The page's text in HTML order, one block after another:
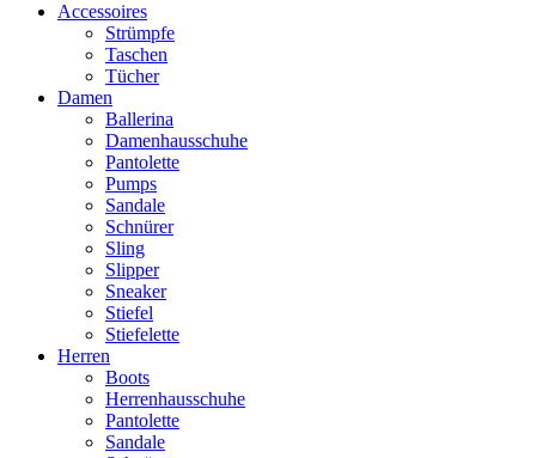
Accessoires
Strümpfe
Taschen
Tücher
Damen
Ballerina
Damenhausschuhe
Pantolette
Pumps
Sandale
Schnürer
Sling
Slipper
Sneaker
Stiefel
Stiefelette
Herren
Boots
Herrenhausschuhe
Pantolette
Sandale